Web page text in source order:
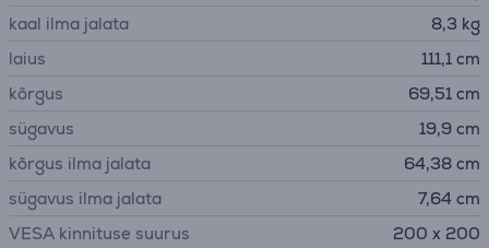
kaal ilma jalata
8,3 kg
laius
111,1 cm
kõrgus
69,51 cm
sügavus
19,9 cm
kõrgus ilma jalata
64,38 cm
sügavus ilma jalata
7,64 cm
VESA kinnituse suurus
200 x 200